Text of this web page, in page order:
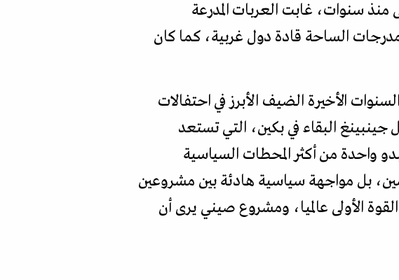
منذ سنوات، غابت العربات المدرعة
الساحة قادة دول غربية، كما كان
الأخيرة الضيف الأبرز في احتفالات
البقاء في بكين، التي تستعد
واحدة من أكثر المحطات السياسية
بل مواجهة سياسية هادئة بين مشروعين
الأولى عالميا، ومشروع صيني يرى أن